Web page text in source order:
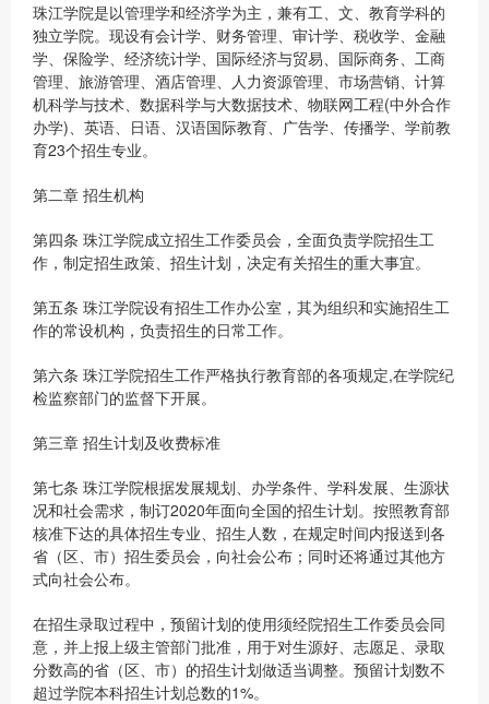
珠江学院是以管理学和经济学为主，兼有工、文、教育学科的
独立学院。现设有会计学、财务管理、审计学、税收学、金融
学、保险学、经济统计学、国际经济与贸易、国际商务、工商
管理、旅游管理、酒店管理、人力资源管理、市场营销、计算
机科学与技术、数据科学与大数据技术、物联网工程(中外合作
办学)、英语、日语、汉语国际教育、广告学、传播学、学前教
育23个招生专业。
第二章 招生机构
第四条 珠江学院成立招生工作委员会，全面负责学院招生工
作，制定招生政策、招生计划，决定有关招生的重大事宜。
第五条 珠江学院设有招生工作办公室，其为组织和实施招生工
作的常设机构，负责招生的日常工作。
第六条 珠江学院招生工作严格执行教育部的各项规定,在学院纪
检监察部门的监督下开展。
第三章 招生计划及收费标准
第七条 珠江学院根据发展规划、办学条件、学科发展、生源状
况和社会需求，制订2020年面向全国的招生计划。按照教育部
核准下达的具体招生专业、招生人数，在规定时间内报送到各
省（区、市）招生委员会，向社会公布；同时还将通过其他方
式向社会公布。
在招生录取过程中，预留计划的使用须经院招生工作委员会同
意，并上报上级主管部门批准，用于对生源好、志愿足、录取
分数高的省（区、市）的招生计划做适当调整。预留计划数不
超过学院本科招生计划总数的1%。